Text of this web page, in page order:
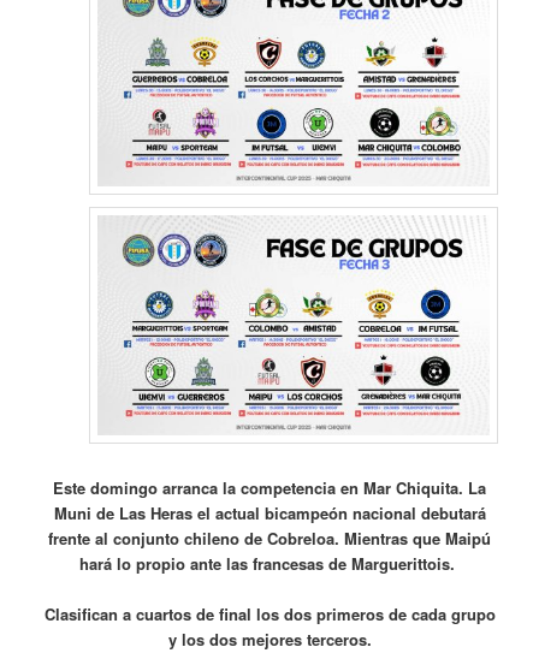
Este domingo arranca la competencia en Mar Chiquita. La
Muni de Las Heras el actual bicampeón nacional debutará
frente al conjunto chileno de Cobreloa. Mientras que Maipú
hará lo propio ante las francesas de Marguerittois.
Clasifican a cuartos de final los dos primeros de cada grupo
y los dos mejores terceros.